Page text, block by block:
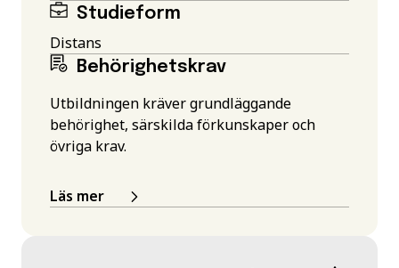
Studieform
Distans
Behörighetskrav
Utbildningen kräver grundläggande
behörighet, särskilda förkunskaper och
övriga krav.
Läs mer